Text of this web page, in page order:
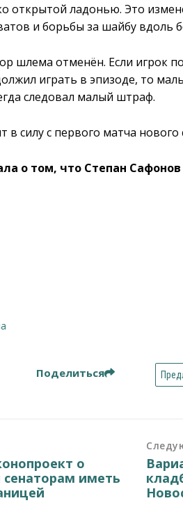
открытой ладонью. Это
и борьбы за шайбу вдоль
шлема отменён. Если игрок
играть в эпизоде, то
следовал малый штраф.
в силу с первого матча нового
о том, что Степан Сафонов
Поделиться
о
сенаторам иметь